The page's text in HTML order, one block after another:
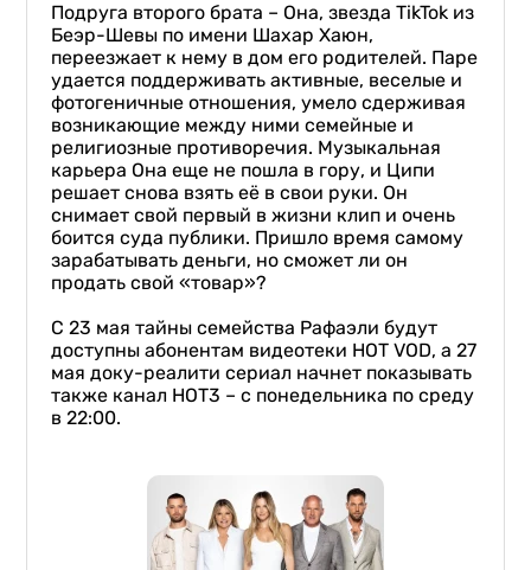
Подруга второго брата – Она, звезда TikTok из
Беэр-Шевы по имени Шахар Хаюн,
переезжает к нему в дом его родителей. Паре
удается поддерживать активные, веселые и
фотогеничные отношения, умело сдерживая
возникающие между ними семейные и
религиозные противоречия. Музыкальная
карьера Она еще не пошла в гору, и Ципи
решает снова взять её в свои руки. Он
снимает свой первый в жизни клип и очень
боится суда публики. Пришло время самому
зарабатывать деньги, но сможет ли он
продать свой «товар»?
С 23 мая тайны семейства Рафаэли будут
доступны абонентам видеотеки HOT VOD, а 27
мая доку-реалити сериал начнет показывать
также канал НОТ3 – с понедельника по среду
в 22:00.